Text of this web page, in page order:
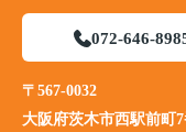
072-646-
〒567-0032
大阪府茨木市西駅前町